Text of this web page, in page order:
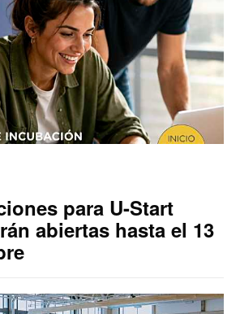
para U-Start
abiertas hasta el 13